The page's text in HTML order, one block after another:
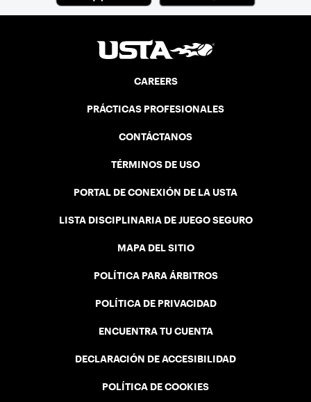
CAREERS
PRÁCTICAS PROFESIONALES
CONTÁCTANOS
TÉRMINOS DE USO
PORTAL DE CONEXIÓN DE LA USTA
LISTA DISCIPLINARIA DE JUEGO SEGURO
MAPA DEL SITIO
POLÍTICA PARA ÁRBITROS
POLÍTICA DE PRIVACIDAD
ENCUENTRA TU CUENTA
DECLARACIÓN DE ACCESIBILIDAD
POLÍTICA DE COOKIES